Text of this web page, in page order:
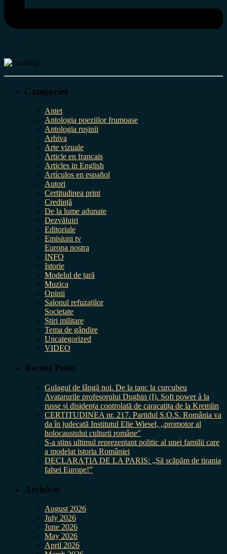
Categories
Antet
Antologia poeziilor frumoase
Antologia rușinii
Arhiva
Arte vizuale
Article en français
Articles in English
Artículos en español
Autori
Certitudinea print
Credință
De la lume adunate
Dezvăluiri
Editoriale
Emisiuni tv
Europa nostra
INFO
Istorie
Modelul de țară
Muzica
Opinii
Salonul refuzaților
Societate
Știri militare
Tema de gândire
Uncategorized
VIDEO
Recent Posts
Gulagul de lângă noi. De la tanc la curcubeu
Avatarurile profesorului Dughin (I). Soft power à la
russe și disidența controlată de caracatița de la Kremlin
CERTITUDINEA nr. 217. Partidul S.O.S. România va
da în judecată Institutul Elie Wiesel, „promotor al
holocaustului culturii române”
S-a stins ultimul reprezentant politic al unei familii care
a modelat istoria României
DECLARAȚIA DE LA PARIS: „Să scăpăm de tirania
falsei Europe!”
Archives
August 2026
July 2026
June 2026
May 2026
April 2026